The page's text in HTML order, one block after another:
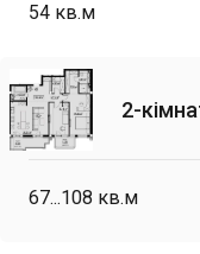
54 кв.м
2-
67...108 кв.м